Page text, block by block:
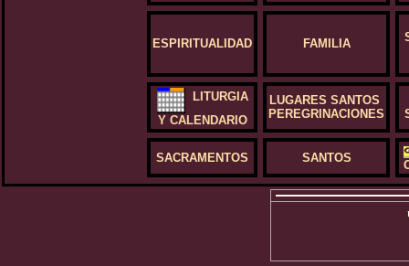
ESPIRITUALIDAD FAMILIA
LITURGIA
Y CALENDARIO
LUGARES SANTOS
PEREGRINACIONES
SACRAMENTOS SANTOS